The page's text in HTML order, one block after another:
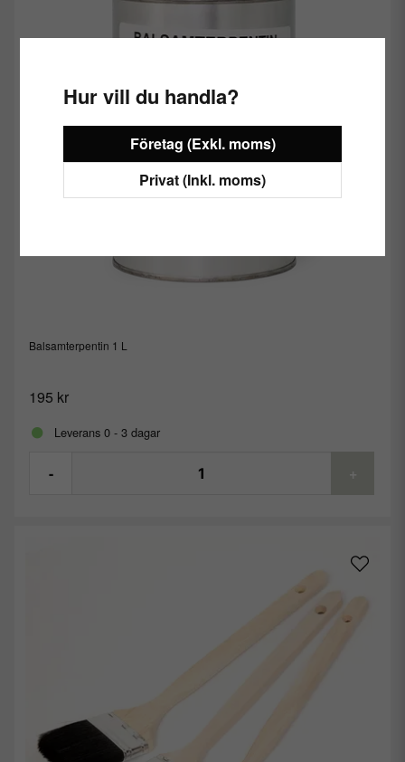
Balsamterpentin 1 L
195 kr
Leverans 0 - 3 dagar
- +
Hur vill du handla?
Företag (Exkl. moms)
Privat (Inkl. moms)